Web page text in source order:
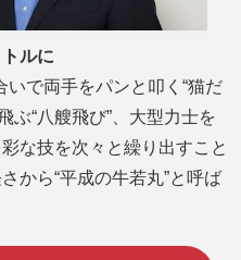
ルに
で両手をパンと叩く“猫だ
ぶ“八艘飛び”、大型力士を
な技を次々と繰り出すこと
から“平成の牛若丸”と呼ば